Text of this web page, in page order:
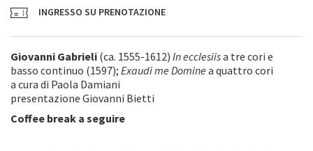
INGRESSO SU PRENOTAZIONE
Giovanni Gabrieli (ca. 1555-1612) In ecclesiisa tre cori e
basso continuo (1597); Exaudi me Domine a quattro cori
a cura di Paola Damiani
presentazione Giovanni Bietti
Coffee break a seguire